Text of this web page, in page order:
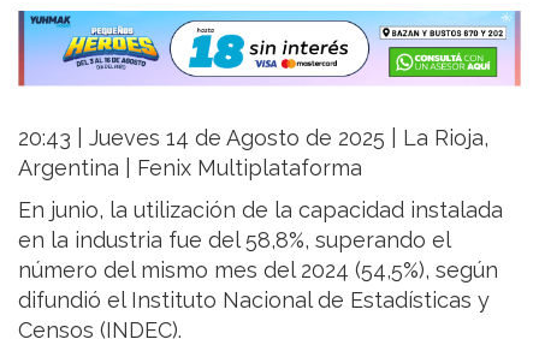
20:43 | Jueves 14 de Agosto de 2025 | La Rioja,
Argentina | Fenix Multiplataforma
En junio, la utilización de la capacidad instalada
en la industria fue del 58,8%, superando el
número del mismo mes del 2024 (54,5%), según
difundió el Instituto Nacional de Estadísticas y
Censos (INDEC).